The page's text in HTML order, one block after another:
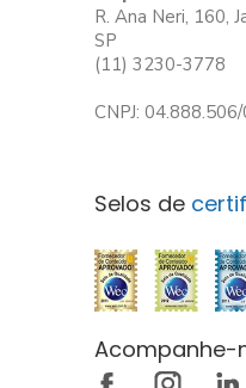
R. Ana Neri, 160,
SP
(11) 3230-3778
CNPJ:
Selos de
Acompanhe-